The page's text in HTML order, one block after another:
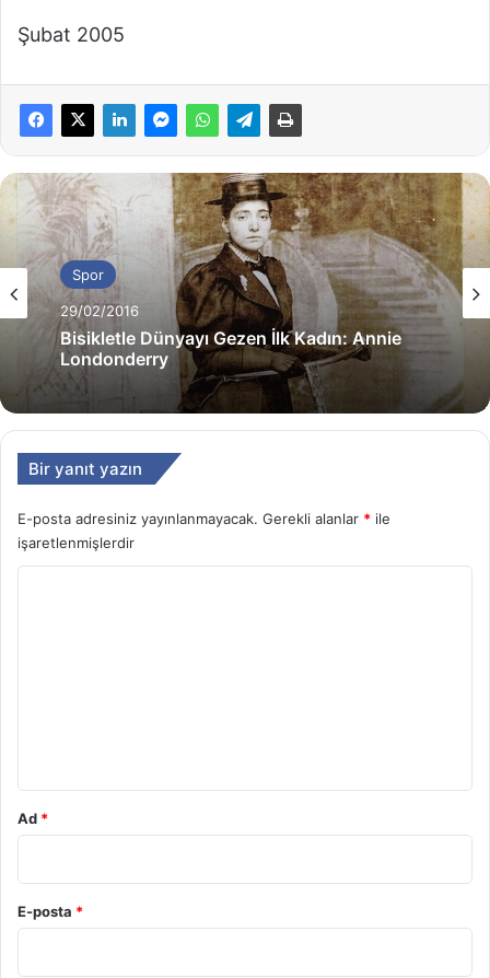
Şubat 2005
Spor
29/02/2016
Bisikletle Dünyayı Gezen İlk Kadın: Annie
Londonderry
Bir yanıt yazın
E-posta adresiniz yayınlanmayacak. Gerekli alanlar * ile
işaretlenmişlerdir
Ad *
E-posta *